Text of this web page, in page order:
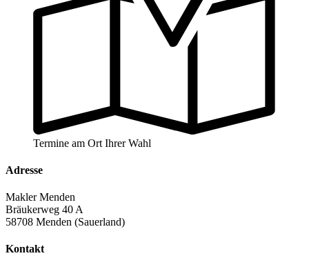
Termine am Ort Ihrer Wahl
Adresse
Makler Menden
Bräukerweg 40 A
58708 Menden (Sauerland)
Kontakt